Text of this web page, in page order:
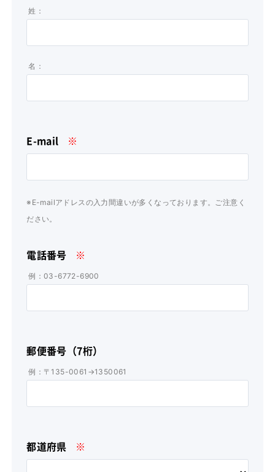
姓：
名：
E-mail ※
※E-mailアドレスの入力間違いが多くなっております。ご注意く
ださい。
電話番号 ※
例：03-6772-6900
郵便番号（7桁）
例：〒135-0061→1350061
都道府県 ※